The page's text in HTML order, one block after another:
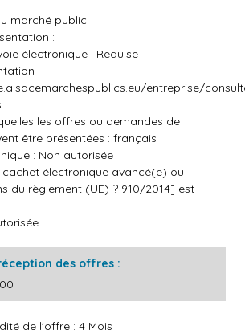
marché public
:
électronique : Requise
:
entreprise/
les offres ou demandes de
être présentées : français
: Non autorisée
cachet électronique avancé(e) ou
du règlement (UE) ? 910/2014] est
des offres :
de l'offre : 4 Mois